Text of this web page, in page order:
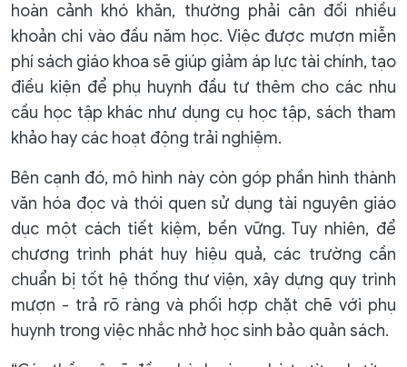
hoàn cảnh khó khăn, thường phải cân đối nhiều
khoản chi vào đầu năm học. Việc được mượn miễn
phí sách giáo khoa sẽ giúp giảm áp lực tài chính, tạo
điều kiện để phụ huynh đầu tư thêm cho các nhu
cầu học tập khác như dụng cụ học tập, sách tham
khảo hay các hoạt động trải nghiệm.
Bên cạnh đó, mô hình này còn góp phần hình thành
văn hóa đọc và thói quen sử dụng tài nguyên giáo
dục một cách tiết kiệm, bền vững. Tuy nhiên, để
chương trình phát huy hiệu quả, các trường cần
chuẩn bị tốt hệ thống thư viện, xây dựng quy trình
mượn - trả rõ ràng và phối hợp chặt chẽ với phụ
huynh trong việc nhắc nhở học sinh bảo quản sách.